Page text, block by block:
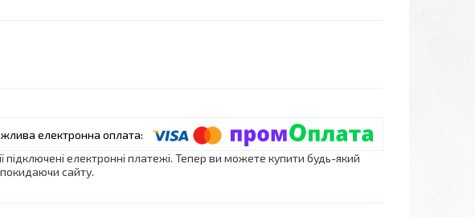
підключені електронні платежі. Тепер ви можете купити будь-який
сайту.